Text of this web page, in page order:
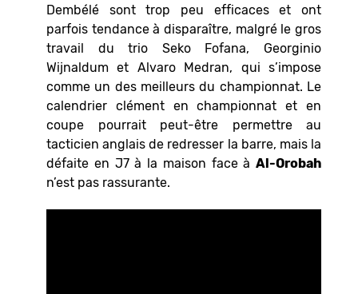
Dembélé sont trop peu efficaces et ont
parfois tendance à disparaître, malgré le gros
travail du trio Seko Fofana, Georginio
Wijnaldum et Alvaro Medran, qui s’impose
comme un des meilleurs du championnat. Le
calendrier clément en championnat et en
coupe pourrait peut-être permettre au
tacticien anglais de redresser la barre, mais la
défaite en J7 à la maison face à Al-Orobah
n’est pas rassurante.